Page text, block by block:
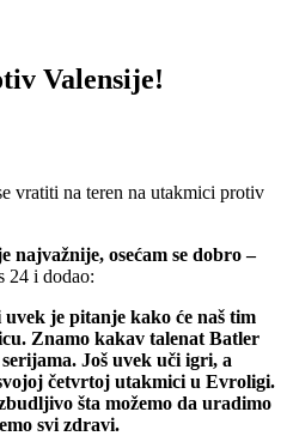
Valensije!
vratiti na teren na utakmici protiv
najvažnije, osećam se dobro –
24 i dodao:
je pitanje kako će naš tim
Znamo kakav talenat Batler
Još uvek uči igri, a
četvrtoj utakmici u Evroligi.
šta možemo da uradimo
svi zdravi.